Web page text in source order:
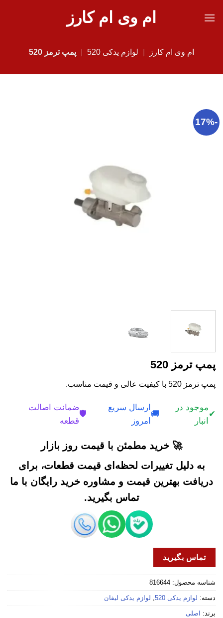
ام وی ام کارز
ام وی ام کارز لوازم یدکی 520 پمپ ترمز 520
-17%
پمپ ترمز 520
پمپ ترمز 520 با کیفیت عالی و قیمت مناسب.
✔
موجود در
انبار
🚚
ارسال سریع
امروز
🛡️
ضمانت اصالت
قطعه
🚀 خرید مطمئن با قیمت روز بازار
به دلیل تغییرات لحظه‌ای قیمت قطعات، برای
دریافت بهترین قیمت و مشاوره خرید رایگان با ما
تماس بگیرید.
تماس بگیرید
شناسه محصول: 816644
دسته: لوازم یدکی 520 , لوازم یدکی لیفان
برند: اصلی